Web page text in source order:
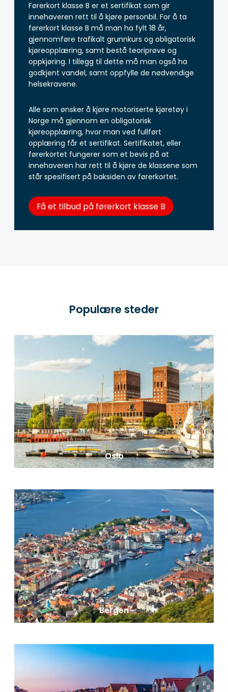
Førerkort klasse B er et sertifikat som gir
innehaveren rett til å kjøre personbil. For å ta
førerkort klasse B må man ha fylt 18 år,
gjennomføre trafikalt grunnkurs og obligatorisk
kjøreopplæring, samt bestå teoriprøve og
oppkjøring. I tillegg til dette må man også ha
godkjent vandel, samt oppfylle de nødvendige
helsekravene.
Alle som ønsker å kjøre motoriserte kjøretøy i
Norge må gjennom en obligatorisk
kjøreopplæring, hvor man ved fullført
opplæring får et sertifikat. Sertifikatet, eller
førerkortet fungerer som et bevis på at
innehaveren har rett til å kjøre de klassene som
står spesifisert på baksiden av førerkortet.
Få et tilbud på førerkort klasse B
Populære steder
Oslo
Bergen